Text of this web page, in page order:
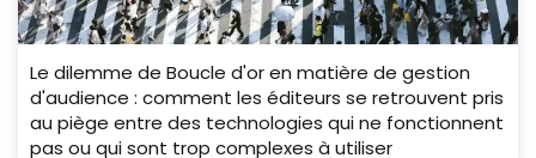
Le dilemme de Boucle d'or en matière de gestion
d'audience : comment les éditeurs se retrouvent pris
au piège entre des technologies qui ne fonctionnent
pas ou qui sont trop complexes à utiliser